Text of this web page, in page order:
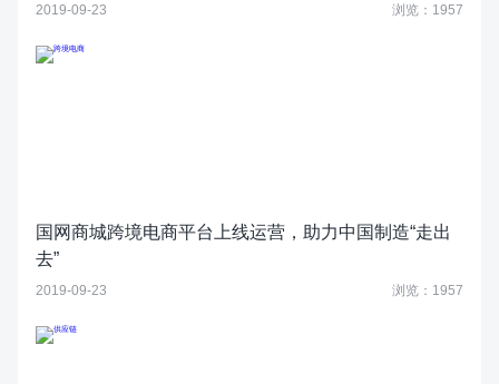
2019-09-23 浏览：1957
国网商城跨境电商平台上线运营，助力中国制造“走出
去”
2019-09-23 浏览：1957